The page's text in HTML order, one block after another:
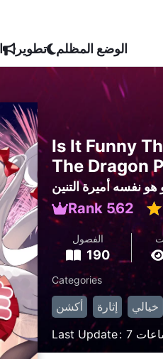
تطوير الوضع المظلم
Is It Funny
The Dragon
نفسه أميرة التنين
Rank 562
190
الفصول
Last Update
Categories
أكشن إثارة خيالي